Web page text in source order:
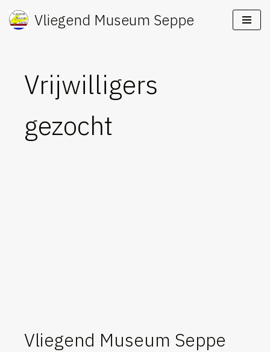
Ga
inhoud
Vliegend Museum Seppe
Vrijwilligers
gezocht
Vliegend Museum Seppe